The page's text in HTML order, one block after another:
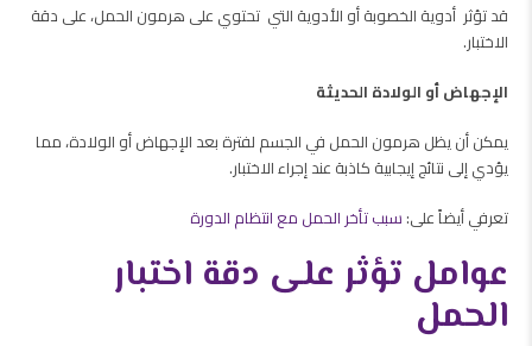
قد تؤثر أدوية الخصوبة أو الأدوية التي تحتوي على هرمون الحمل، على دقة
الاختبار.
الإجهاض أو الولادة الحديثة
يمكن أن يظل هرمون الحمل في الجسم لفترة بعد الإجهاض أو الولادة، مما
يؤدي إلى نتائج إيجابية كاذبة عند إجراء الاختبار.
تعرفي أيضاً على: سبب تأخر الحمل مع انتظام الدورة
عوامل تؤثر على دقة اختبار
الحمل